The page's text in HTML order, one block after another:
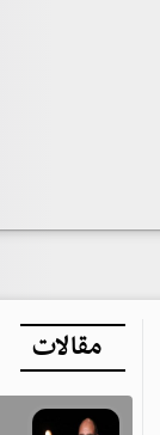
مقالات